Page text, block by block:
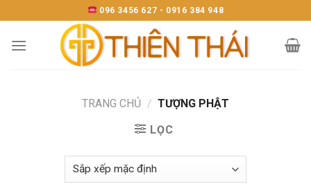
to
content
096 3456 627 - 0916 384 948
TRANG CHỦ / TƯỢNG PHẬT
LỌC